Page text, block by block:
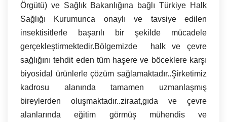
Örgütü) ve Sağlık Bakanlığına bağlı Türkiye Halk
Sağlığı Kurumunca onaylı ve tavsiye edilen
insektisitlerle başarılı bir şekilde mücadele
gerçekleştirmektedir.Bölgemizde halk ve çevre
sağlığını tehdit eden tüm haşere ve böceklere karşı
biyosidal ürünlerle çözüm sağlamaktadır..Şirketimiz
kadrosu alanında tamamen uzmanlaşmış
bireylerden oluşmaktadır..ziraat,gıda ve çevre
alanlarında eğitim görmüş mühendis ve